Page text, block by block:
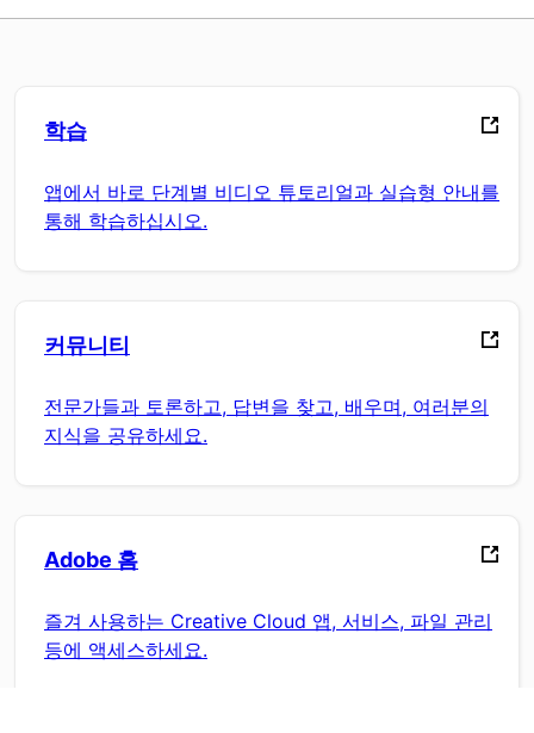
학습
앱에서 바로 단계별 비디오 튜토리얼과 실습형 안내를
통해 학습하십시오.
커뮤니티
전문가들과 토론하고, 답변을 찾고, 배우며, 여러분의
지식을 공유하세요.
Adobe 홈
즐겨 사용하는 Creative Cloud 앱, 서비스, 파일 관리
등에 액세스하세요.